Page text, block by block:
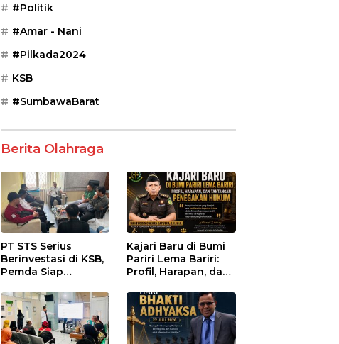
#Politik
#Amar - Nani
#Pilkada2024
KSB
#SumbawaBarat
Berita Olahraga
PT STS Serius
Berinvestasi di KSB,
Pemda Siap
dan Pastikan
Kepatuhan Regulasi
Kajari Baru di Bumi
Pariri Lema Bariri:
Profil, Harapan, dan
Penegakan Hukum